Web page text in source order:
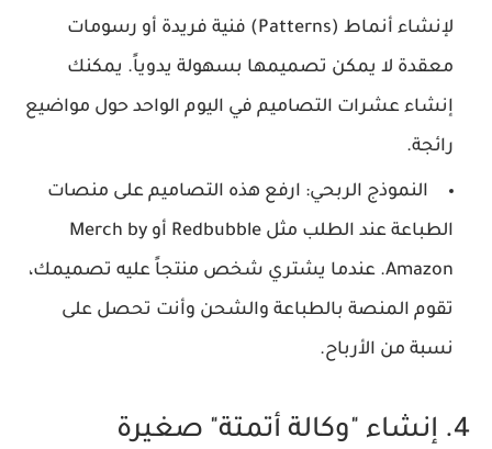
لإنشاء أنماط (Patterns) فنية فريدة أو رسومات
معقدة لا يمكن تصميمها بسهولة يدوياً. يمكنك
إنشاء عشرات التصاميم في اليوم الواحد حول مواضيع
رائجة.
النموذج الربحي: ارفع هذه التصاميم على منصات
الطباعة عند الطلب مثل Redbubble أو Merch by
Amazon. عندما يشتري شخص منتجاً عليه تصميمك،
تقوم المنصة بالطباعة والشحن وأنت تحصل على
نسبة من الأرباح.
4. إنشاء "وكالة أتمتة" صغيرة